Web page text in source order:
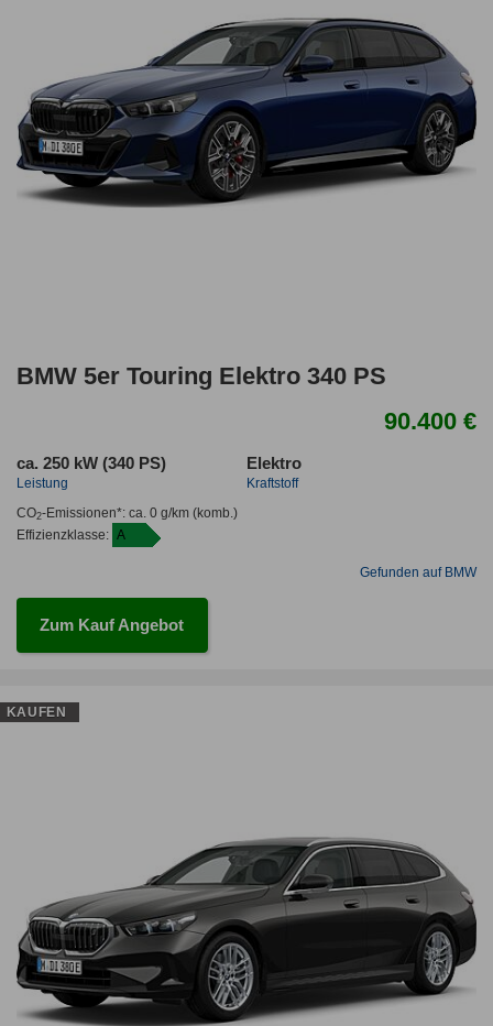
BMW 5er Touring Elektro 340 PS
90.400 €
ca. 250 kW (340 PS)
Leistung
Elektro
Kraftstoff
CO2-Emissionen*: ca. 0 g/km(komb.)
Effizienzklasse: A
Gefunden auf BMW
Zum Kauf Angebot
KAUFEN